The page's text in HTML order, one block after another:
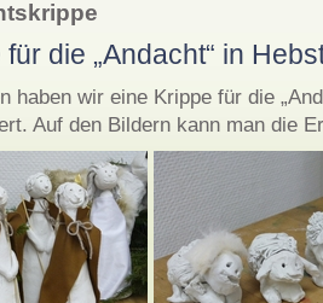
die „Andacht“ in
haben wir eine Krippe für die
Auf den Bildern kann man die